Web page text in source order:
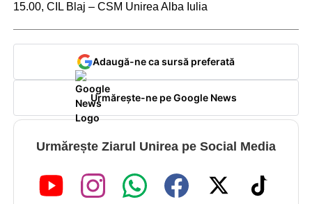
15.00, CIL Blaj – CSM Unirea Alba Iulia
Adaugă-ne ca sursă preferată
Urmărește-ne pe Google News
Urmărește Ziarul Unirea pe Social Media